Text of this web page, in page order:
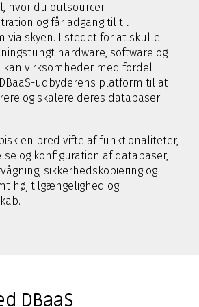
hvor du outsourcer
og får adgang til til
via skyen. I stedet for at skulle
hardware, software og
kan virksomheder med fordel
udbyderens platform til at
og skalere deres databaser
en bred vifte af funktionaliteter,
og konfiguration af databaser,
sikkerhedskopiering og
høj tilgængelighed og
DBaaS